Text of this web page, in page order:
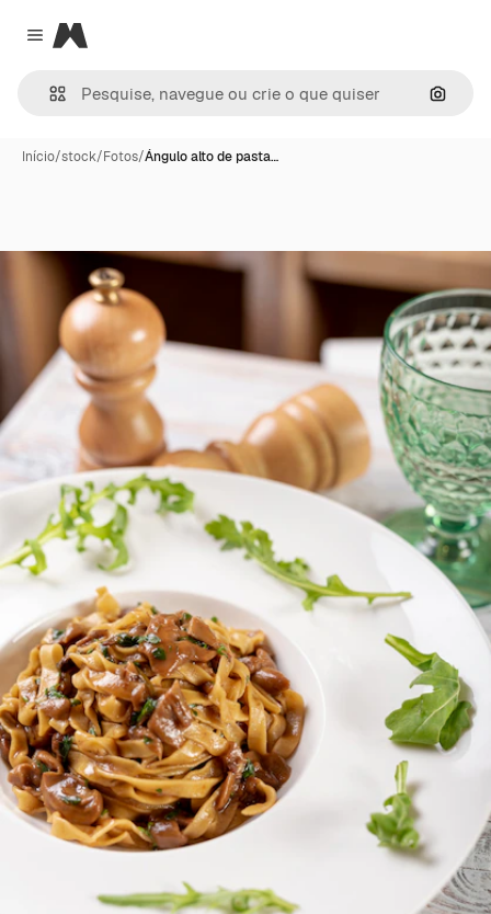
Close menu
Magnific
Início/stock/Fotos/Ángulo alto de pasta…